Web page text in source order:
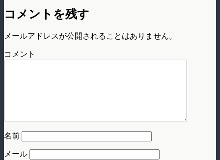
コメントを残す
メールアドレスが公開されることはありません。
コメント
名前
メール